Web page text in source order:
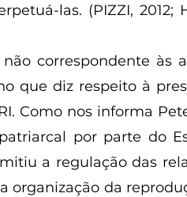
las. (PIZZI, 2012;
que diz respeito à
Como nos informa
por parte do
a regulação das
organização da